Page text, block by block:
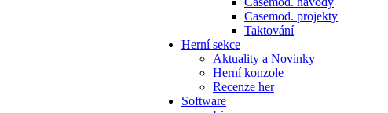
Casemod. projekty
Taktování
Herní sekce
Aktuality a Novinky
Herní konzole
Recenze her
Software